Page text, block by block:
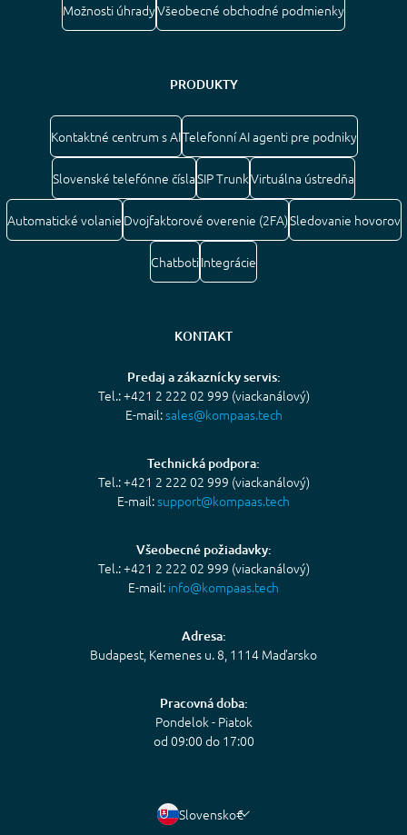
Možnosti úhradyVšeobecné obchodné podmienky
PRODUKTY
Kontaktné centrum s AITelefonní AI agenti pre podniky
Slovenské telefónne číslaSIP TrunkVirtuálna ústredňa
Automatické volanie Dvojfaktorové overenie (2FA)Sledovanie hovorov
ChatbotiIntegrácie
KONTAKT
Predaj a zákaznícky servis:
Tel.: +421 2 222 02 999 (viackanálový)
E-mail:sales@kompaas.tech
Technická podpora:
Tel.: +421 2 222 02 999 (viackanálový)
E-mail:support@kompaas.tech
Všeobecné požiadavky:
Tel.: +421 2 222 02 999 (viackanálový)
E-mail: info@kompaas.tech
Adresa:
Budapest, Kemenes u. 8, 1114 Maďarsko
Pracovná doba:
Pondelok - Piatok
od 09:00 do 17:00
Slovensko€